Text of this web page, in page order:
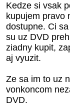
Kedze si vsak
kupujem pravo
dostupne. Ci
su uz DVD
ziadny kupit,
aj vyuzit.
Ze sa im to uz
vonkoncom
DVD.